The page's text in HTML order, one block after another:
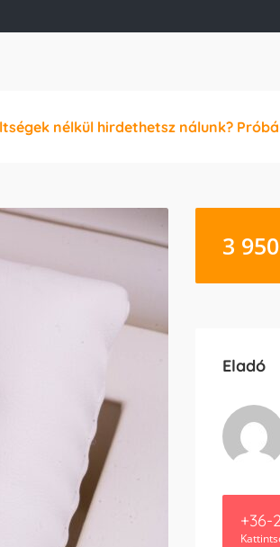
nélkül hirdethetsz nálunk?
3
Eladó
+36-